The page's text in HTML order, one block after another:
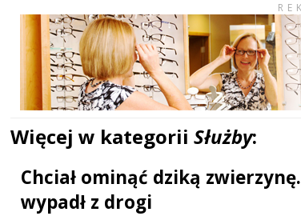
Więcej w kategorii Służby:
Chciał ominąć dziką
wypadł z drogi